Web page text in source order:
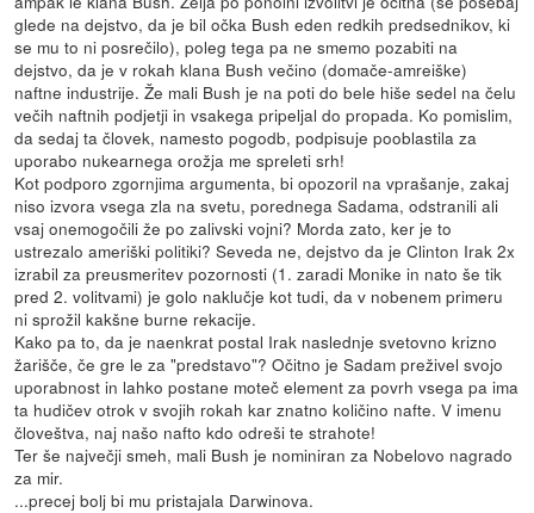
glede na dejstvo, da je bil očka Bush eden redkih predsednikov, ki
se mu to ni posrečilo), poleg tega pa ne smemo pozabiti na
dejstvo, da je v rokah klana Bush večino (domače-amreiške)
naftne industrije. Že mali Bush je na poti do bele hiše sedel na čelu
večih naftnih podjetji in vsakega pripeljal do propada. Ko pomislim,
da sedaj ta človek, namesto pogodb, podpisuje pooblastila za
uporabo nukearnega orožja me spreleti srh!
Kot podporo zgornjima argumenta, bi opozoril na vprašanje, zakaj
niso izvora vsega zla na svetu, porednega Sadama, odstranili ali
vsaj onemogočili že po zalivski vojni? Morda zato, ker je to
ustrezalo ameriški politiki? Seveda ne, dejstvo da je Clinton Irak 2x
izrabil za preusmeritev pozornosti (1. zaradi Monike in nato še tik
pred 2. volitvami) je golo naklučje kot tudi, da v nobenem primeru
ni sprožil kakšne burne rekacije.
Kako pa to, da je naenkrat postal Irak naslednje svetovno krizno
žarišče, če gre le za "predstavo"? Očitno je Sadam preživel svojo
uporabnost in lahko postane moteč element za povrh vsega pa ima
ta hudičev otrok v svojih rokah kar znatno količino nafte. V imenu
človeštva, naj našo nafto kdo odreši te strahote!
Ter še največji smeh, mali Bush je nominiran za Nobelovo nagrado
za mir.
...precej bolj bi mu pristajala Darwinova.